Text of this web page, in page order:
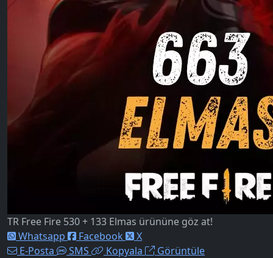
TR Free Fire 530 + 133 Elmas ürününe göz at!
Whatsapp
Facebook
X
E-Posta
SMS Kopyala Görüntüle